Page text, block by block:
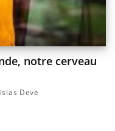
notre cerveau
Deve